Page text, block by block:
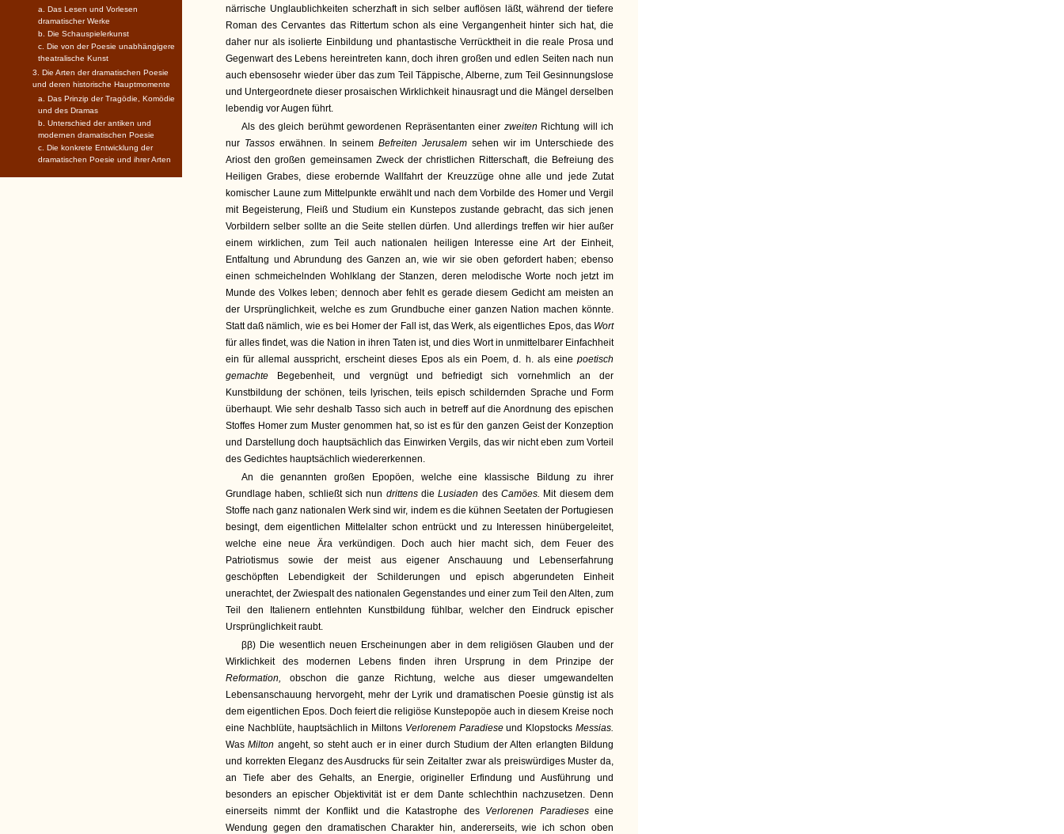
närrische Unglaublichkeiten scherzhaft in sich selber auflösen läßt, während der tiefere
Roman des Cervantes das Rittertum schon als eine Vergangenheit hinter sich hat, die
daher nur als isolierte Einbildung und phantastische Verrücktheit in die reale Prosa und
Gegenwart des Lebens hereintreten kann, doch ihren großen und edlen Seiten nach nun
auch ebensosehr wieder über das zum Teil Täppische, Alberne, zum Teil Gesinnungslose
und Untergeordnete dieser prosaischen Wirklichkeit hinausragt und die Mängel derselben
lebendig vor Augen führt.
Als des gleich berühmt gewordenen Repräsentanten einer zweiten Richtung will ich
nur Tassos erwähnen. In seinemBefreiten Jerusalem sehen wir im Unterschiede des
Ariost den großen gemeinsamen Zweck der christlichen Ritterschaft, die Befreiung des
Heiligen Grabes, diese erobernde Wallfahrt der Kreuzzüge ohne alle und jede Zutat
komischer Laune zum Mittelpunkte erwählt und nach dem Vorbilde des Homer und Vergil
mit Begeisterung, Fleiß und Studium ein Kunstepos zustande gebracht, das sich jenen
Vorbildern selber sollte an die Seite stellen dürfen. Und allerdings treffen wir hier außer
einem wirklichen, zum Teil auch nationalen heiligen Interesse eine Art der Einheit,
Entfaltung und Abrundung des Ganzen an, wie wir sie oben gefordert haben; ebenso
einen schmeichelnden Wohlklang der Stanzen, deren melodische Worte noch jetzt im
Munde des Volkes leben; dennoch aber fehlt es gerade diesem Gedicht am meisten an
der Ursprünglichkeit, welche es zum Grundbuche einer ganzen Nation machen könnte.
Statt daß nämlich, wie es bei Homer der Fall ist, das Werk, als eigentliches Epos, das Wort
für alles findet, was die Nation in ihren Taten ist, und dies Wort in unmittelbarer Einfachheit
ein für allemal ausspricht, erscheint dieses Epos als ein Poem, d. h. als eine poetisch
gemachte
Begebenheit, und vergnügt und befriedigt sich vornehmlich an der
Kunstbildung der schönen, teils lyrischen, teils episch schildernden Sprache und Form
überhaupt. Wie sehr deshalb Tasso sich auch in betreff auf die Anordnung des epischen
Stoffes Homer zum Muster genommen hat, so ist es für den ganzen Geist der Konzeption
und Darstellung doch hauptsächlich das Einwirken Vergils, das wir nicht eben zum Vorteil
des Gedichtes hauptsächlich wiedererkennen.
An die genannten großen Epopöen, welche eine klassische Bildung zu ihrer
Grundlage haben, schließt sich nun drittensdieLusiaden desCamöes. Mit diesem dem
Stoffe nach ganz nationalen Werk sind wir, indem es die kühnen Seetaten der Portugiesen
besingt, dem eigentlichen Mittelalter schon entrückt und zu Interessen hinübergeleitet,
welche eine neue Ära verkündigen. Doch auch hier macht sich, dem Feuer des
Patriotismus sowie der meist aus eigener Anschauung und Lebenserfahrung
geschöpften Lebendigkeit der Schilderungen und episch abgerundeten Einheit
unerachtet, der Zwiespalt des nationalen Gegenstandes und einer zum Teil den Alten, zum
Teil den Italienern entlehnten Kunstbildung fühlbar, welcher den Eindruck epischer
Ursprünglichkeit raubt.
ββ) Die wesentlich neuen Erscheinungen aber in dem religiösen Glauben und der
Wirklichkeit des modernen Lebens finden ihren Ursprung in dem Prinzipe der
Reformation,obschon die ganze Richtung, welche aus dieser umgewandelten
Lebensanschauung hervorgeht, mehr der Lyrik und dramatischen Poesie günstig ist als
dem eigentlichen Epos. Doch feiert die religiöse Kunstepopöe auch in diesem Kreise noch
eine Nachblüte, hauptsächlich in Miltons Verlorenem Paradieseund KlopstocksMessias.
WasMilton angeht, so steht auch er in einer durch Studium der Alten erlangten Bildung
und korrekten Eleganz des Ausdrucks für sein Zeitalter zwar als preiswürdiges Muster da,
an Tiefe aber des Gehalts, an Energie, origineller Erfindung und Ausführung und
besonders an epischer Objektivität ist er dem Dante schlechthin nachzusetzen. Denn
einerseits nimmt der Konflikt und die Katastrophe des Verlorenen Paradieses eine
Wendung gegen den dramatischen Charakter hin, andererseits, wie ich schon oben
a. Das Lesen und Vorlesen
dramatischer Werke
b. Die Schauspielerkunst
c. Die von der Poesie unabhängigere
theatralische Kunst
3. Die Arten der dramatischen Poesie
und deren historische Hauptmomente
a. Das Prinzip der Tragödie, Komödie
und des Dramas
b. Unterschied der antiken und
modernen dramatischen Poesie
c. Die konkrete Entwicklung der
dramatischen Poesie und ihrer Arten